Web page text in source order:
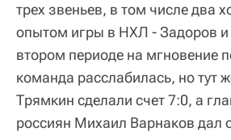
трех звеньев, в том числе два
опытом игры в НХЛ - Задоров и
втором периоде на мгновение
команда расслабилась, но тут
Трямкин сделали счет 7:0, а
россиян Михаил Варнаков дал